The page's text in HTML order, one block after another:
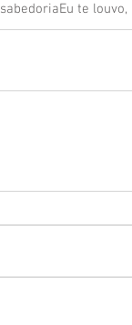
sabedoriaEu te